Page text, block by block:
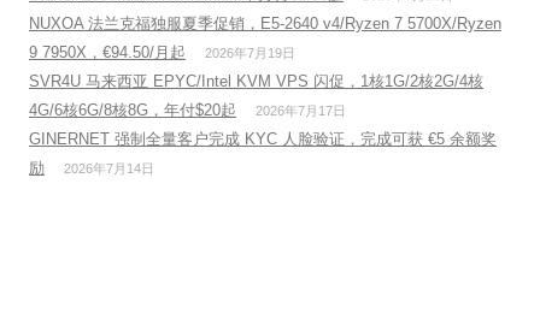
NUXOA 法兰克福独服夏季促销，E5-2640 v4/Ryzen 7 5700X/Ryzen
9 7950X，€94.50/月起
2026年7月19日
SVR4U 马来西亚 EPYC/Intel KVM VPS 闪促，1核1G/2核2G/4核
4G/6核6G/8核8G，年付$20起
2026年7月17日
GINERNET 强制全量客户完成 KYC 人脸验证，完成可获 €5 余额奖
励
2026年7月14日